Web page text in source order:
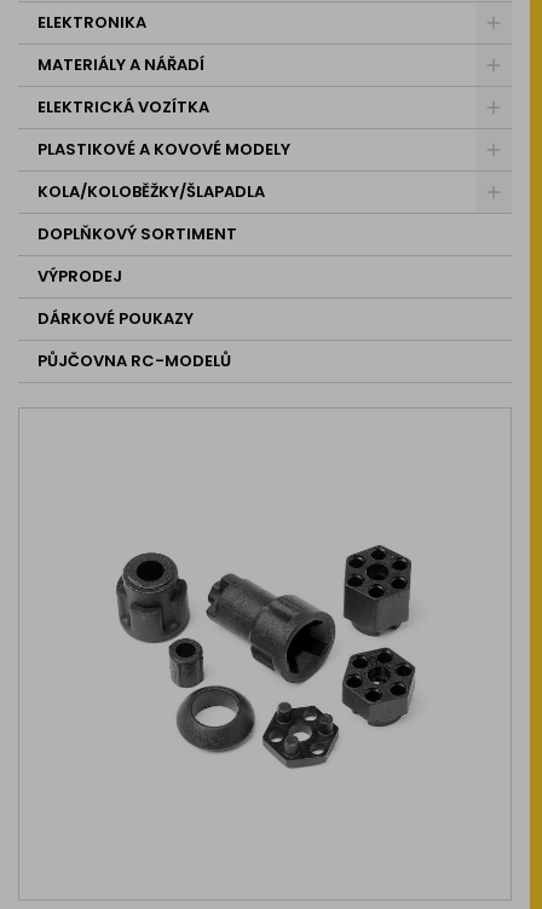
ELEKTRONIKA
MATERIÁLY A NÁŘADÍ
ELEKTRICKÁ VOZÍTKA
PLASTIKOVÉ A KOVOVÉ MODELY
KOLA/KOLOBĚŽKY/ŠLAPADLA
DOPLŇKOVÝ SORTIMENT
VÝPRODEJ
DÁRKOVÉ POUKAZY
PŮJČOVNA RC-MODELŮ